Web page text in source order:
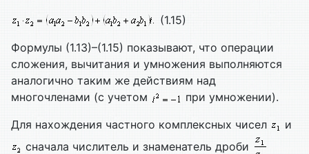
(1.15)
Формулы (1.13)–(1.15) показывают, что операции
сложения, вычитания и умножения выполняются
аналогично таким же действиям над
многочленами (с учетом
при умножении).
Для нахождения частного комплексных чисел
и
сначала числитель и знаменатель дроби